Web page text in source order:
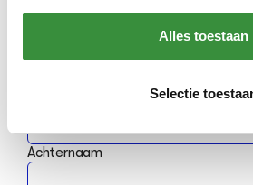
Alles toestaan
Selectie
Achternaam